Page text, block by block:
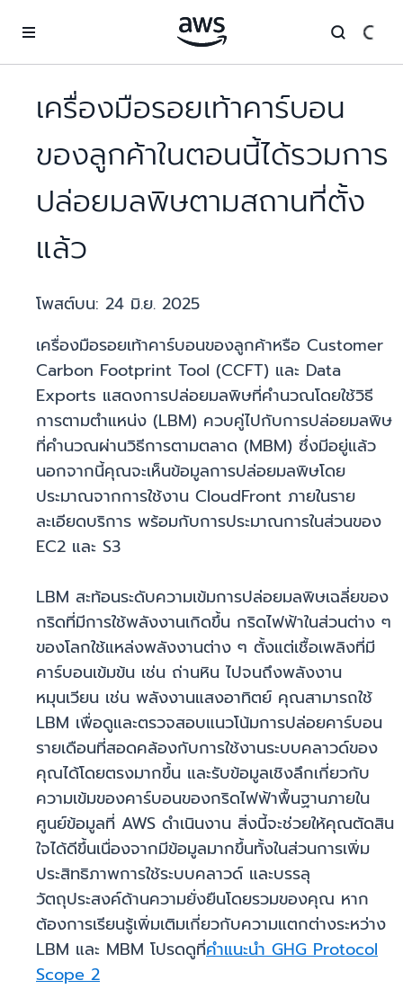
เครื่องมือรอยเท้าคาร์บอน
ของลูกค้าในตอนนี้ได้รวมการ
ปล่อยมลพิษตามสถานที่ตั้ง
แล้ว
โพสต์บน: 24 มิ.ย. 2025
เครื่องมือรอยเท้าคาร์บอนของลูกค้าหรือ Customer
Carbon Footprint Tool (CCFT) และ Data
Exports แสดงการปล่อยมลพิษที่คำนวณโดยใช้วิธี
การตามตำแหน่ง (LBM) ควบคู่ไปกับการปล่อยมลพิษ
ที่คำนวณผ่านวิธีการตามตลาด (MBM) ซึ่งมีอยู่แล้ว
นอกจากนี้คุณจะเห็นข้อมูลการปล่อยมลพิษโดย
ประมาณจากการใช้งาน CloudFront ภายในราย
ละเอียดบริการ พร้อมกับการประมาณการในส่วนของ
EC2 และ S3
LBM สะท้อนระดับความเข้มการปล่อยมลพิษเฉลี่ยของ
กริดที่มีการใช้พลังงานเกิดขึ้น กริดไฟฟ้าในส่วนต่าง ๆ
ของโลกใช้แหล่งพลังงานต่าง ๆ ตั้งแต่เชื้อเพลิงที่มี
คาร์บอนเข้มข้น เช่น ถ่านหิน ไปจนถึงพลังงาน
หมุนเวียน เช่น พลังงานแสงอาทิตย์ คุณสามารถใช้
LBM เพื่อดูและตรวจสอบแนวโน้มการปล่อยคาร์บอน
รายเดือนที่สอดคล้องกับการใช้งานระบบคลาวด์ของ
คุณได้โดยตรงมากขึ้น และรับข้อมูลเชิงลึกเกี่ยวกับ
ความเข้มของคาร์บอนของกริดไฟฟ้าพื้นฐานภายใน
ศูนย์ข้อมูลที่ AWS ดำเนินงาน สิ่งนี้จะช่วยให้คุณตัดสิน
ใจได้ดีขึ้นเนื่องจากมีข้อมูลมากขึ้นทั้งในส่วนการเพิ่ม
ประสิทธิภาพการใช้ระบบคลาวด์ และบรรลุ
วัตถุประสงค์ด้านความยั่งยืนโดยรวมของคุณ หาก
ต้องการเรียนรู้เพิ่มเติมเกี่ยวกับความแตกต่างระหว่าง
LBM และ MBM โปรดดูที่คำแนะนำ GHG Protocol
Scope 2